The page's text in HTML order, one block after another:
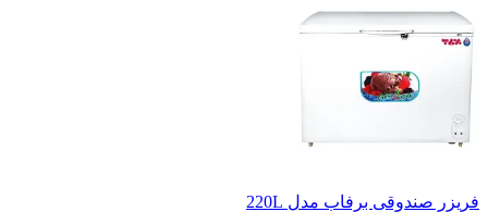
فریزر صندوقی برفاب مدل 220L